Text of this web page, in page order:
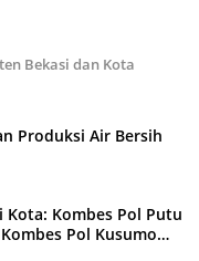
Bekasi dan Kota
Produksi Air Bersih
Kombes Pol Putu
Pol Kusumo